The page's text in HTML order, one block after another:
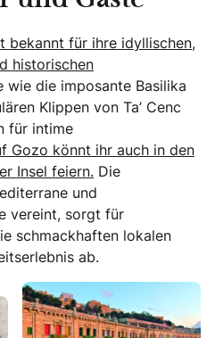
bekannt für ihre idyllischen,
historischen
wie die imposante Basilika
Klippen von Ta’ Cenc
für intime
Gozo könnt ihr auch in den
Insel feiern. Die
und
vereint, sorgt für
schmackhaften lokalen
ab.